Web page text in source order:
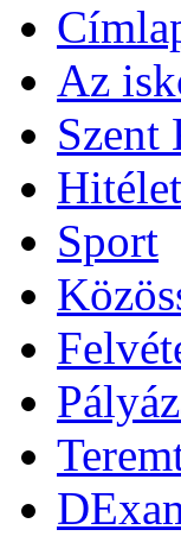
Az
Szent
Hitélet
Sport